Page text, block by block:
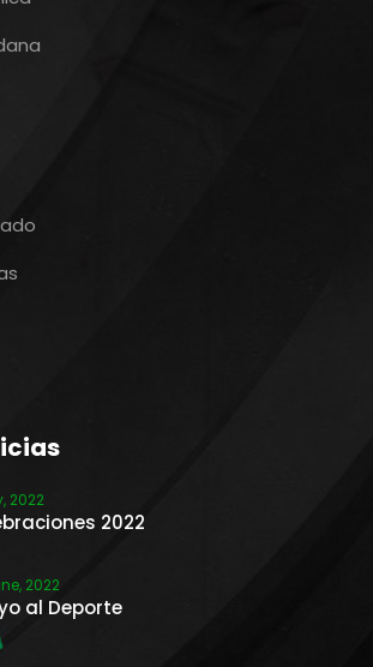
2022
2022
2022
al Deporte